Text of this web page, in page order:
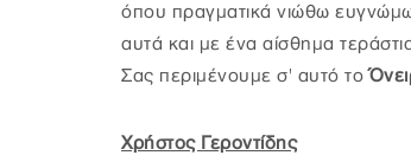
όπου πραγματικά νιώθω
αυτά και με ένα αίσθημα
Σας περιμένουμε σ' αυτό το
Χρήστος Γεροντίδης